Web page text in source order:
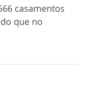
casamentos
que no